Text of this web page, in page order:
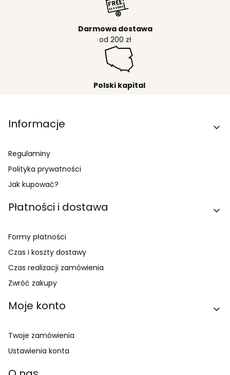
Darmowa dostawa
od 200 zł
Polski kapital
Linki w stopce
Informacje
Regulaminy
Polityka prywatności
Jak kupować?
Płatności i dostawa
Formy płatności
Czas i koszty dostawy
Czas realizacji zamówienia
Zwróć zakupy
Moje konto
Twoje zamówienia
Ustawienia konta